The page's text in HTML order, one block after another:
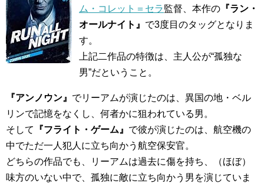
ム・コレット＝セラ監督、本作の 『ラン・
オールナイト』 で3度目のタッグとなりま
す。
上記二作品の特徴は、主人公が“孤独な
男”だということ。
『アンノウン』 でリーアムが演じたのは、異国の地・ベル
リンで記憶をなくし、何者かに狙われている男。
そして
『フライト・ゲーム』 で彼が演じたのは、航空機の
中でただ一人犯人に立ち向かう航空保安官。
どちらの作品でも、リーアムは過去に傷を持ち、（ほぼ）
味方のいない中で、孤独に敵に立ち向かう男を演じていま